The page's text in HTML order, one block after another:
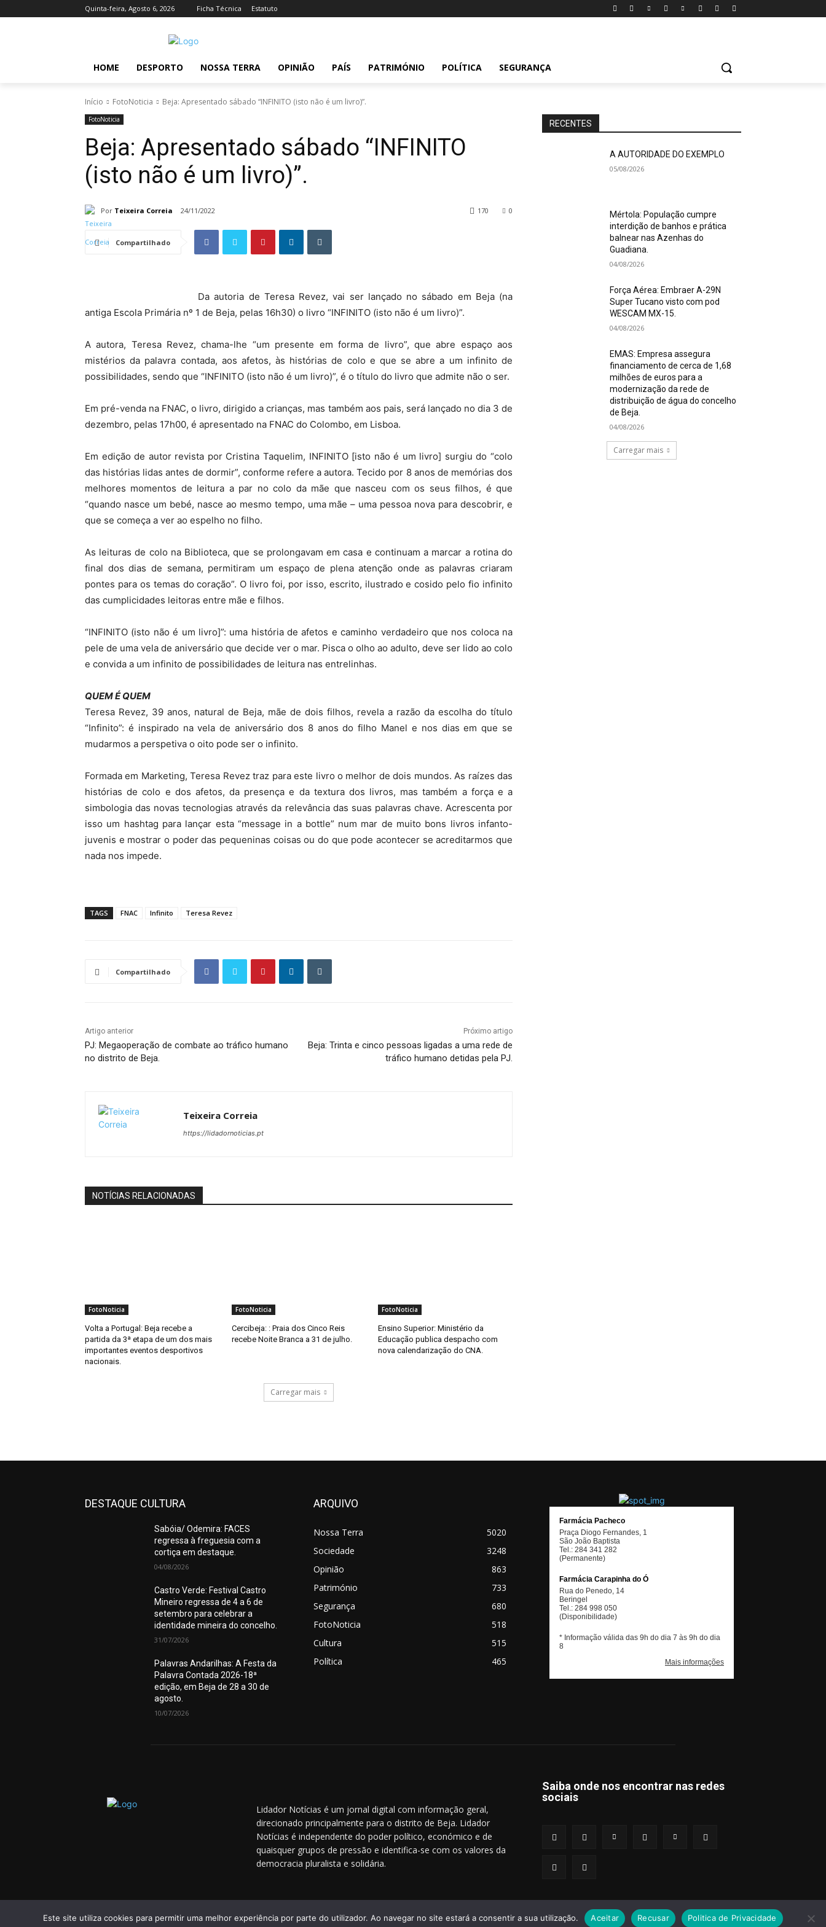
Quinta-feira, Agosto 6, 2026 Ficha Técnica Estatuto
HOME DESPORTO NOSSA TERRA OPINIÃO PAÍS PATRIMÓNIO POLÍTICA SEGURANÇA
Início FotoNoticia Beja: Apresentado sábado “INFINITO (isto não é um livro)”.
FotoNoticia
Beja: Apresentado sábado “INFINITO
(isto não é um livro)”.
Por Teixeira Correia 24/11/2022 0
170
Compartilhado
Da autoria de Teresa Revez, vai ser lançado no sábado em Beja (na
antiga Escola Primária nº 1 de Beja, pelas 16h30) o livro “INFINITO (isto não é um livro)”.
A autora, Teresa Revez, chama-lhe “um presente em forma de livro”, que abre espaço aos
mistérios da palavra contada, aos afetos, às histórias de colo e que se abre a um infinito de
possibilidades, sendo que “INFINITO (isto não é um livro)”, é o título do livro que admite não o ser.
Em pré-venda na FNAC, o livro, dirigido a crianças, mas também aos pais, será lançado no dia 3 de
dezembro, pelas 17h00, é apresentado na FNAC do Colombo, em Lisboa.
Em edição de autor revista por Cristina Taquelim, INFINITO [isto não é um livro] surgiu do “colo
das histórias lidas antes de dormir”, conforme refere a autora. Tecido por 8 anos de memórias dos
melhores momentos de leitura a par no colo da mãe que nasceu com os seus filhos, é que
“quando nasce um bebé, nasce ao mesmo tempo, uma mãe – uma pessoa nova para descobrir, e
que se começa a ver ao espelho no filho.
As leituras de colo na Biblioteca, que se prolongavam em casa e continuam a marcar a rotina do
final dos dias de semana, permitiram um espaço de plena atenção onde as palavras criaram
pontes para os temas do coração”. O livro foi, por isso, escrito, ilustrado e cosido pelo fio infinito
das cumplicidades leitoras entre mãe e filhos.
“INFINITO (isto não é um livro]”: uma história de afetos e caminho verdadeiro que nos coloca na
pele de uma vela de aniversário que decide ver o mar. Pisca o olho ao adulto, deve ser lido ao colo
e convida a um infinito de possibilidades de leitura nas entrelinhas.
QUEM É QUEM
Teresa Revez, 39 anos, natural de Beja, mãe de dois filhos, revela a razão da escolha do título
“Infinito”: é inspirado na vela de aniversário dos 8 anos do filho Manel e nos dias em que se
mudarmos a perspetiva o oito pode ser o infinito.
Formada em Marketing, Teresa Revez traz para este livro o melhor de dois mundos. As raízes das
histórias de colo e dos afetos, da presença e da textura dos livros, mas também a força e a
simbologia das novas tecnologias através da relevância das suas palavras chave. Acrescenta por
isso um hashtag para lançar esta “message in a bottle” num mar de muito bons livros infanto-
juvenis e mostrar o poder das pequeninas coisas ou do que pode acontecer se acreditarmos que
nada nos impede.
TAGS FNAC Infinito Teresa Revez
Compartilhado
Artigo anterior
PJ: Megaoperação de combate ao tráfico humano
no distrito de Beja.
Próximo artigo
Beja: Trinta e cinco pessoas ligadas a uma rede de
tráfico humano detidas pela PJ.
Teixeira Correia
https://lidadornoticias.pt
NOTÍCIAS RELACIONADAS
FotoNoticia
Volta a Portugal: Beja recebe a
partida da 3ª etapa de um dos mais
importantes eventos desportivos
nacionais.
FotoNoticia
Cercibeja: : Praia dos Cinco Reis
recebe Noite Branca a 31 de julho.
FotoNoticia
Ensino Superior: Ministério da
Educação publica despacho com
nova calendarização do CNA.
Carregar mais
RECENTES
A AUTORIDADE DO EXEMPLO
05/08/2026
Mértola: População cumpre
interdição de banhos e prática
balnear nas Azenhas do
Guadiana.
04/08/2026
Força Aérea: Embraer A-29N
Super Tucano visto com pod
WESCAM MX-15.
04/08/2026
EMAS: Empresa assegura
financiamento de cerca de 1,68
milhões de euros para a
modernização da rede de
distribuição de água do concelho
de Beja.
04/08/2026
Carregar mais
DESTAQUE CULTURA
Sabóia/ Odemira: FACES
regressa à freguesia com a
cortiça em destaque.
04/08/2026
Castro Verde: Festival Castro
Mineiro regressa de 4 a 6 de
setembro para celebrar a
identidade mineira do concelho.
31/07/2026
Palavras Andarilhas: A Festa da
Palavra Contada 2026-18ª
edição, em Beja de 28 a 30 de
agosto.
10/07/2026
ARQUIVO
Nossa Terra
5020
Sociedade
3248
Opinião
863
Património
733
Segurança
680
FotoNoticia
518
Cultura
515
Política
465
Lidador Notícias é um jornal digital com informação geral,
direcionado principalmente para o distrito de Beja. Lidador
Notícias é independente do poder político, económico e de
quaisquer grupos de pressão e identifica-se com os valores da
democracia pluralista e solidária.
Saiba onde nos encontrar nas redes
sociais
Termos e Condições Política de Privacidade Publicidade
Este site utiliza cookies para permitir uma melhor experiência por parte do utilizador. Ao navegar no site estará a consentir a sua utilização. Aceitar Recusar Politica de Privacidade